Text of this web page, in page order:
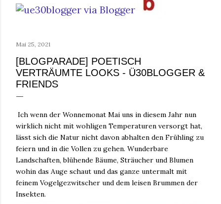
Mai 25, 2021
[BLOGPARADE] POETISCH
VERTRÄUMTE LOOKS - Ü30BLOGGER &
FRIENDS
Ich wenn der Wonnemonat Mai uns in diesem Jahr nun
wirklich nicht mit wohligen Temperaturen versorgt hat,
lässt sich die Natur nicht davon abhalten den Frühling zu
feiern und in die Vollen zu gehen. Wunderbare
Landschaften, blühende Bäume, Sträucher und Blumen
wohin das Auge schaut und das ganze untermalt mit
feinem Vogelgezwitscher und dem leisen Brummen der
Insekten.